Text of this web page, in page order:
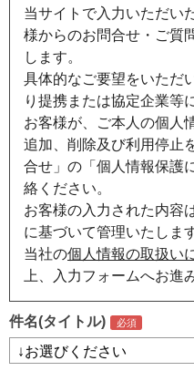
当サイトで入力いただい
様からのお問合せ・ご質
します。
具体的なご要望をいただ
り提携または協定企業等
お客様が、ご本人の個人
追加、削除及び利用停止
合せ」の「個人情報保護
絡ください。
お客様の入力された内容
に基づいて管理いたしま
当社の個人情報の取扱い
上、入力フォームへお進
件名(タイトル)